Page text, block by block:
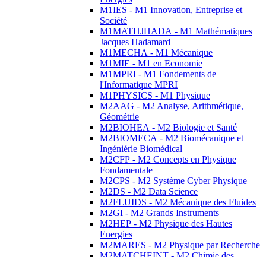
M1IES - M1 Innovation, Entreprise et
Société
M1MATHJHADA - M1 Mathématiques
Jacques Hadamard
M1MECHA - M1 Mécanique
M1MIE - M1 en Economie
M1MPRI - M1 Fondements de
l'Informatique MPRI
M1PHYSICS - M1 Physique
M2AAG - M2 Analyse, Arithmétique,
Géométrie
M2BIOHEA - M2 Biologie et Santé
M2BIOMECA - M2 Biomécanique et
Ingéniérie Biomédical
M2CFP - M2 Concepts en Physique
Fondamentale
M2CPS - M2 Système Cyber Physique
M2DS - M2 Data Science
M2FLUIDS - M2 Mécanique des Fluides
M2GI - M2 Grands Instruments
M2HEP - M2 Physique des Hautes
Energies
M2MARES - M2 Physique par Recherche